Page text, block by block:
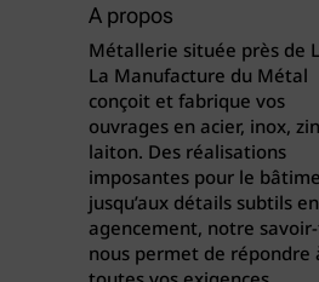
A propos
Métallerie située près de
La Manufacture du Métal
conçoit et fabrique vos
ouvrages en acier, inox,
laiton. Des réalisations
imposantes pour le
jusqu’aux détails subtils en
agencement, notre
nous permet de répondre